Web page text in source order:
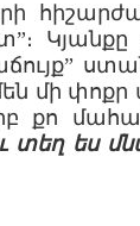
Կյանքը
մի փոքր
քո
ես